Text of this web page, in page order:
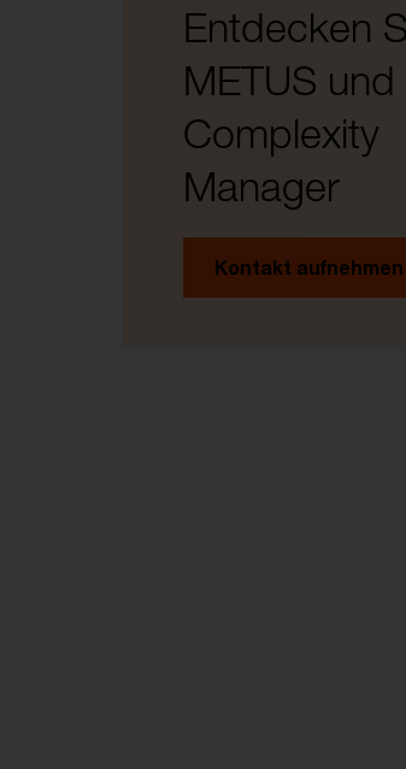
Entdecken
METUS
Complexity
Manager
Kontakt aufnehmen